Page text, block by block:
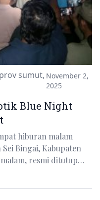
sumut, November 2,
2025
Blue Night
hiburan malam
Bingai, Kabupaten
malam, resmi ditutup…